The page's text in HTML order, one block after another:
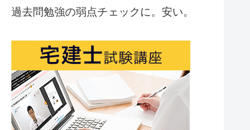
過去問勉強の弱点チェックに。安い。